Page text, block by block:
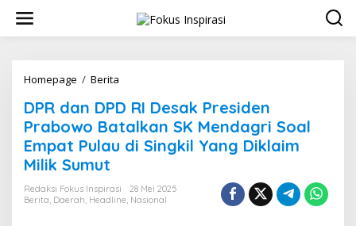
w
Homepage / Berita
R
d
a
D
R
DPR dan DPD RI Desak Presiden
Prabowo Batalkan SK Mendagri Soal
Empat Pulau di Singkil Yang Diklaim
Milik Sumut
Redaksi Fokus Inspirasi
28 Mei 2025
Berita, Daerah, Headline, Nasional